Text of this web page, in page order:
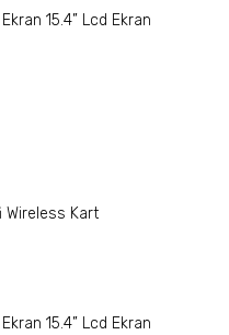
15.4” Lcd Ekran
Wireless Kart
15.4” Lcd Ekran